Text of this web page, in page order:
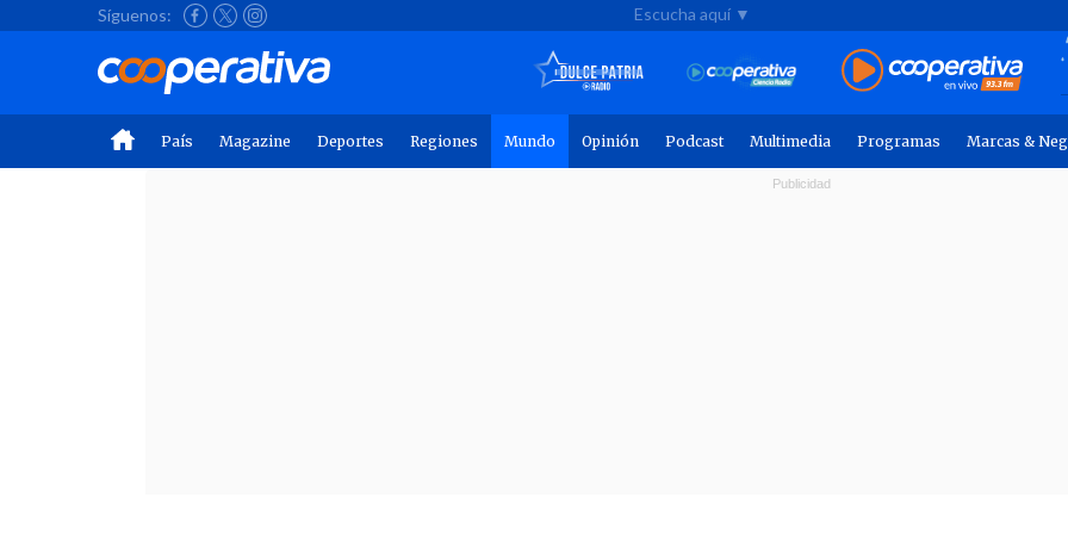
Síguenos: Escucha aquí ▼
País Magazine Deportes Regiones Mundo Opinión Podcast Multimedia Programas Marcas &